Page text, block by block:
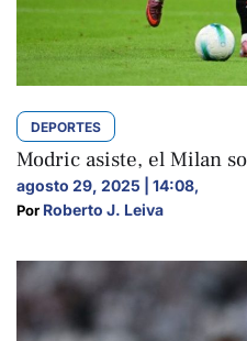
DEPORTES
Modric asiste, el Milan
agosto 29, 2025 | 14:08,
Por Roberto J. Leiva